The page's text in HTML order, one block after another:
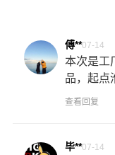
傅**07-14
本次是工
品，起点
查看回复
毕**07-14